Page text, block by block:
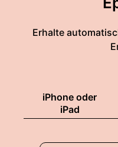
Erhalte
iPhone oder
iPad